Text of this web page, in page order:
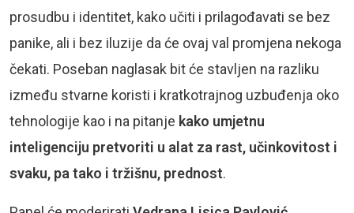
prosudbu i identitet, kako učiti i prilagođavati se bez
panike, ali i bez iluzije da će ovaj val promjena nekoga
čekati. Poseban naglasak bit će stavljen na razliku
između stvarne koristi i kratkotrajnog uzbuđenja oko
tehnologije kao i na pitanje kako umjetnu
inteligenciju pretvoriti u alat za rast, učinkovitost i
svaku, pa tako i tržišnu, prednost.